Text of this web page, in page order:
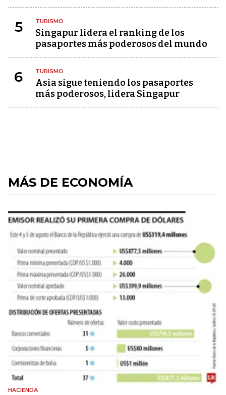
5 TURISMO
Singapur lidera el ranking de los
pasaportes más poderosos del mundo
6 TURISMO
Asia sigue teniendo los pasaportes
más poderosos, lidera Singapur
MÁS DE ECONOMÍA
HACIENDA